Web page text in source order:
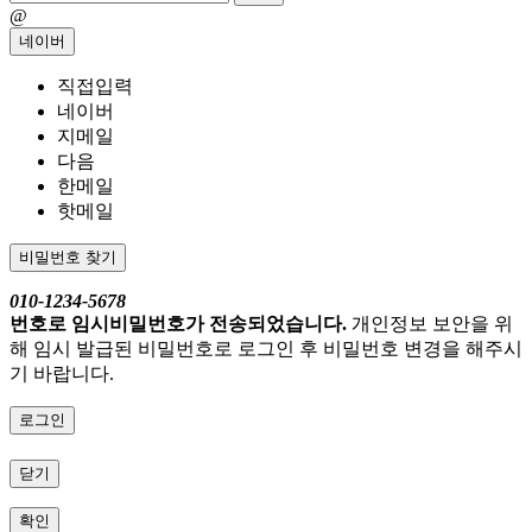
@
네이버
직접입력
네이버
지메일
다음
한메일
핫메일
비밀번호 찾기
010-1234-5678
번호로 임시비밀번호가 전송되었습니다. 개인정보 보안을 위
해 임시 발급된 비밀번호로 로그인 후 비밀번호 변경을 해주시
기 바랍니다.
로그인
닫기
확인